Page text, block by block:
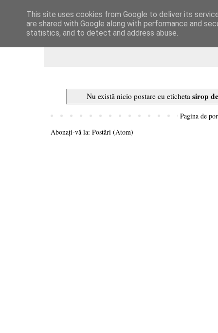
Dulcegarii culinare
Nu există nicio postare cu eticheta sirop
Pagina de
Abonați-vă la: Postări (Atom)
This site uses cookies from Google to deliver its
are shared with Google along with performance and
statistics, and to detect and address abuse.